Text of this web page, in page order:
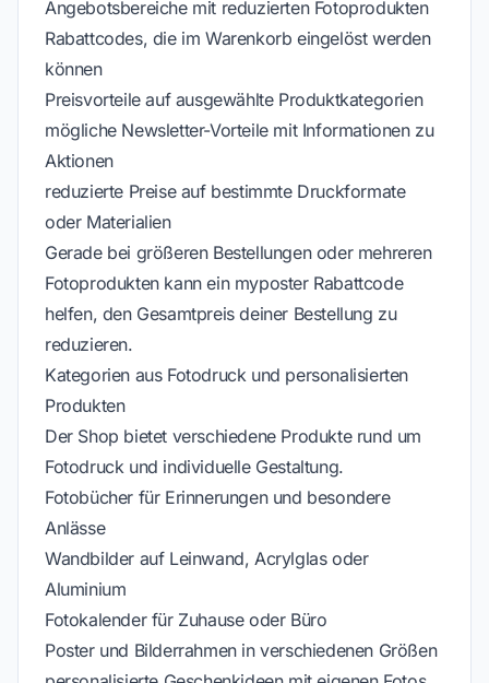
Angebotsbereiche mit reduzierten Fotoprodukten
Rabattcodes, die im Warenkorb eingelöst werden
können
Preisvorteile auf ausgewählte Produktkategorien
mögliche Newsletter-Vorteile mit Informationen zu
Aktionen
reduzierte Preise auf bestimmte Druckformate
oder Materialien
Gerade bei größeren Bestellungen oder mehreren
Fotoprodukten kann ein myposter Rabattcode
helfen, den Gesamtpreis deiner Bestellung zu
reduzieren.
Kategorien aus Fotodruck und personalisierten
Produkten
Der Shop bietet verschiedene Produkte rund um
Fotodruck und individuelle Gestaltung.
Fotobücher für Erinnerungen und besondere
Anlässe
Wandbilder auf Leinwand, Acrylglas oder
Aluminium
Fotokalender für Zuhause oder Büro
Poster und Bilderrahmen in verschiedenen Größen